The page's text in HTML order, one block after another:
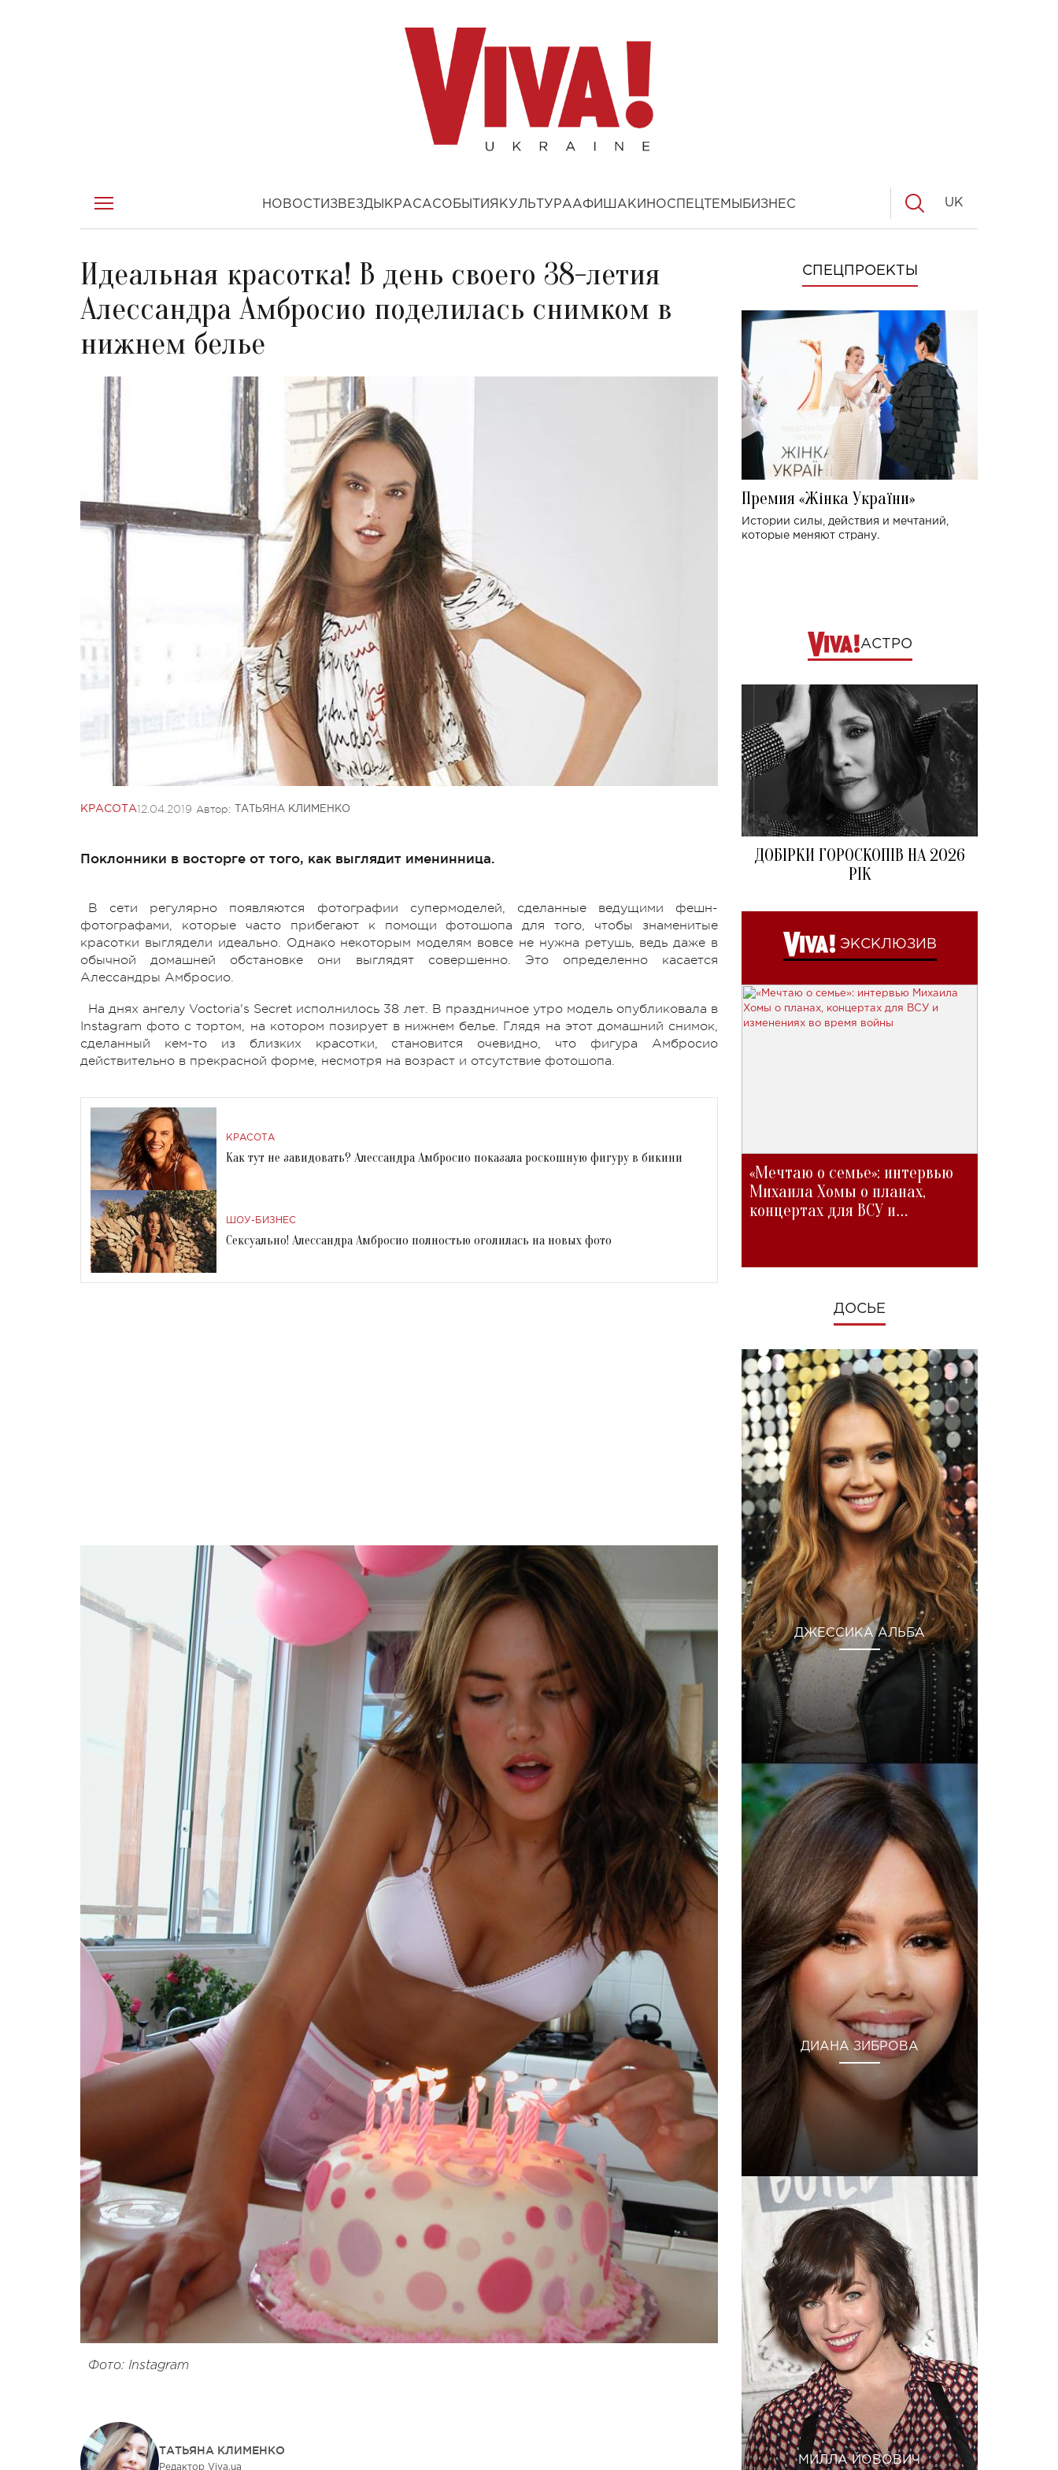
НОВОСТИ ЗВЕЗДЫ КРАСАСОБЫТИЯ КУЛЬТУРААФИША КИНОСПЕЦТЕМЫ БИЗНЕС UK
Идеальная красотка! В день своего 38-летия
Алессандра Амбросио поделилась снимком в
нижнем белье
КРАСОТА12.04.2019 Автор: ТАТЬЯНА КЛИМЕНКО
Поклонники в восторге от того, как выглядит именинница.
В сети регулярно появляются фотографии супермоделей, сделанные ведущими фешн-
фотографами, которые часто прибегают к помощи фотошопа для того, чтобы знаменитые
красотки выглядели идеально. Однако некоторым моделям вовсе не нужна ретушь, ведь даже в
обычной домашней обстановке они выглядят совершенно. Это определенно касается
Алессандры Амбросио.
На днях ангелу Voctoria's Secret исполнилось 38 лет. В праздничное утро модель опубликовала в
Instagram фото с тортом, на котором позирует в нижнем белье. Глядя на этот домашний снимок,
сделанный кем-то из близких красотки, становится очевидно, что фигура Амбросио
действительно в прекрасной форме, несмотря на возраст и отсутствие фотошопа.
КРАСОТА
Как тут не завидовать? Алессандра Амбросио показала роскошную фигуру в бикини
ШОУ-БИЗНЕС
Сексуально! Алессандра Амбросио полностью оголилась на новых фото
Фото: Instagram
ТАТЬЯНА КЛИМЕНКО
Редактор Viva.ua
СПЕЦПРОЕКТЫ
Премия «Жінка України»
Истории силы, действия и мечтаний,
которые меняют страну.
АСТРО
ДОБІРКИ ГОРОСКОПІВ НА 2026
РІК
ЭКСКЛЮЗИВ
«Мечтаю о семье»: интервью
Михаила Хомы о планах,
концертах для ВСУ и
ДОСЬЕ
ДЖЕССИКА АЛЬБА
ДИАНА ЗИБРОВА
МИЛЛА ЙОВОВИЧ